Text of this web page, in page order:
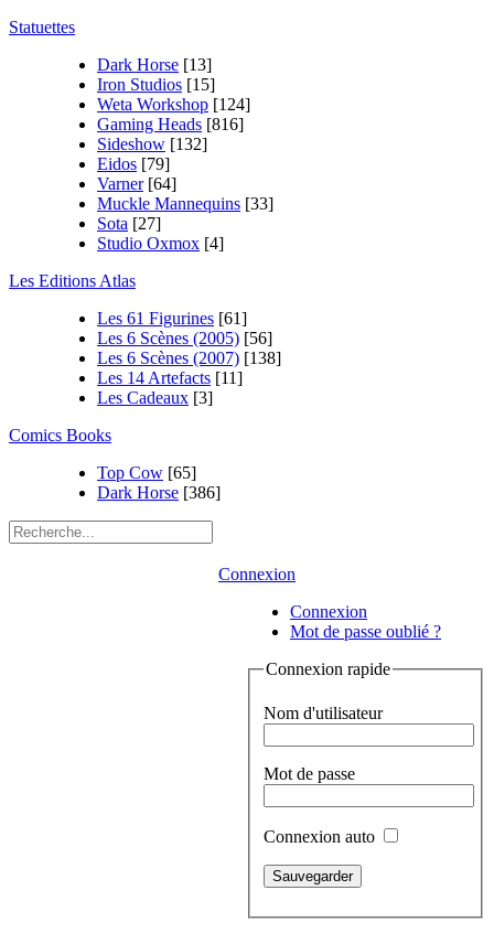
Statuettes
Dark Horse [13]
Iron Studios [15]
Weta Workshop [124]
Gaming Heads [816]
Sideshow [132]
Eidos [79]
Varner [64]
Muckle Mannequins [33]
Sota [27]
Studio Oxmox [4]
Les Editions Atlas
Les 61 Figurines [61]
Les 6 Scènes (2005) [56]
Les 6 Scènes (2007) [138]
Les 14 Artefacts [11]
Les Cadeaux [3]
Comics Books
Top Cow [65]
Dark Horse [386]
Connexion
Connexion
Mot de passe oublié ?
Connexion rapide
Nom d'utilisateur
Mot de passe
Connexion auto